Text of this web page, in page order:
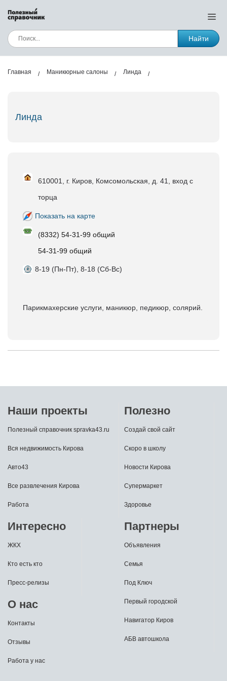
Найти
Главная Маникюрные салоны Линда
Линда
610001, г. Киров, Комсомольская, д. 41, вход с
торца
Показать на карте
(8332) 54-31-99 общий
54-31-99 общий
8-19 (Пн-Пт), 8-18 (Сб-Вс)
Парикмахерские услуги, маникюр, педикюр, солярий.
Наши проекты
Полезный справочник spravka43.ru
Вся недвижимость Кирова
Авто43
Все развлечения Кирова
Работа
Полезно
Создай свой сайт
Скоро в школу
Новости Кирова
Супермаркет
Здоровье
Интересно
ЖКХ
Кто есть кто
Пресс-релизы
О нас
Контакты
Отзывы
Работа у нас
Партнеры
Объявления
Семья
Под Ключ
Первый городской
Навигатор Киров
АБВ автошкола